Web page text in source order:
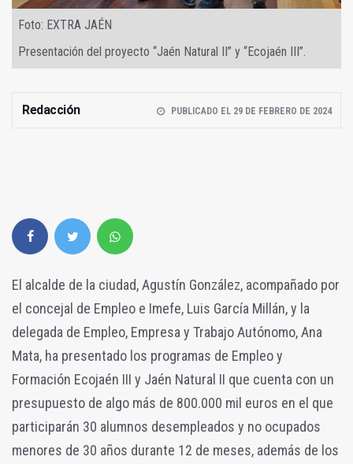
Foto: EXTRA JAÉN
Presentación del proyecto “Jaén Natural II” y “Ecojaén III”.
Redacción PUBLICADO EL 29 DE FEBRERO DE 2024
El alcalde de la ciudad, Agustín González, acompañado por
el concejal de Empleo e Imefe, Luis García Millán, y la
delegada de Empleo, Empresa y Trabajo Autónomo, Ana
Mata, ha presentado los programas de Empleo y
Formación Ecojaén III y Jaén Natural II que cuenta con un
presupuesto de algo más de 800.000 mil euros en el que
participarán 30 alumnos desempleados y no ocupados
menores de 30 años durante 12 de meses, además de los